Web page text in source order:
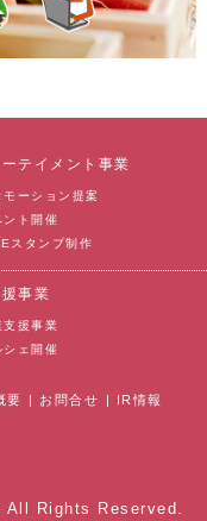
テイメント事業
モーション提案
ント開催
スタンプ制作
事業
支援事業
シェ開催
要 | お問合せ | IR情報
Rights Reserved.